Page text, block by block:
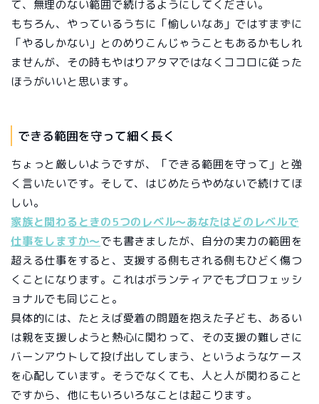
て、無理のない範囲で続けるようにしてください。
もちろん、やっているうちに「愉しいなあ」ではすまずに
「やるしかない」とのめりこんじゃうこともあるかもしれ
ませんが、その時もやはりアタマではなくココロに従った
ほうがいいと思います。
できる範囲を守って細く長く
ちょっと厳しいようですが、「できる範囲を守って」と強
く言いたいです。そして、はじめたらやめないで続けてほ
しい。
家族と関わるときの5つのレベル～あなたはどのレベルで
仕事をしますか～でも書きましたが、自分の実力の範囲を
超える仕事をすると、支援する側もされる側もひどく傷つ
くことになります。これはボランティアでもプロフェッシ
ョナルでも同じこと。
具体的には、たとえば愛着の問題を抱えた子ども、あるい
は親を支援しようと熱心に関わって、その支援の難しさに
バーンアウトして投げ出してしまう、というようなケース
を心配しています。そうでなくても、人と人が関わること
ですから、他にもいろいろなことは起こります。